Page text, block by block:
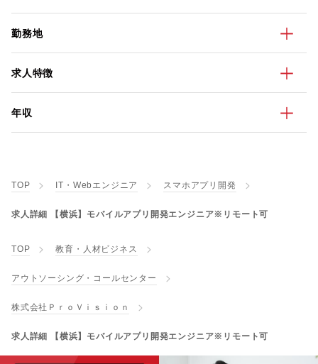
勤務地
求人特徴
年収
TOP IT・Webエンジニア スマホアプリ開発
求人詳細 【横浜】モバイルアプリ開発エンジニア※リモート可
TOP 教育・人材ビジネス
アウトソーシング・コールセンター
株式会社ＰｒｏＶｉｓｉｏｎ
求人詳細 【横浜】モバイルアプリ開発エンジニア※リモート可